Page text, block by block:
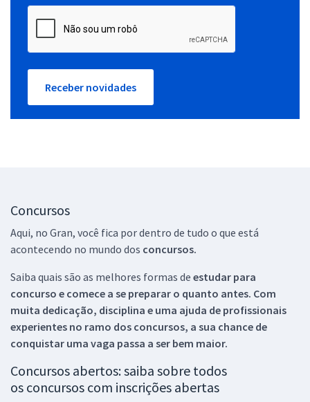
Receber novidades
Concursos
Aqui, no Gran, você fica por dentro de tudo o que está
acontecendo no mundo dos concursos.
Saiba quais são as melhores formas de estudar para
concurso e comece a se preparar o quanto antes. Com
muita dedicação, disciplina e uma ajuda de profissionais
experientes no ramo dos concursos, a sua chance de
conquistar uma vaga passa a ser bem maior.
Concursos abertos: saiba sobre todos
os concursos com inscrições abertas